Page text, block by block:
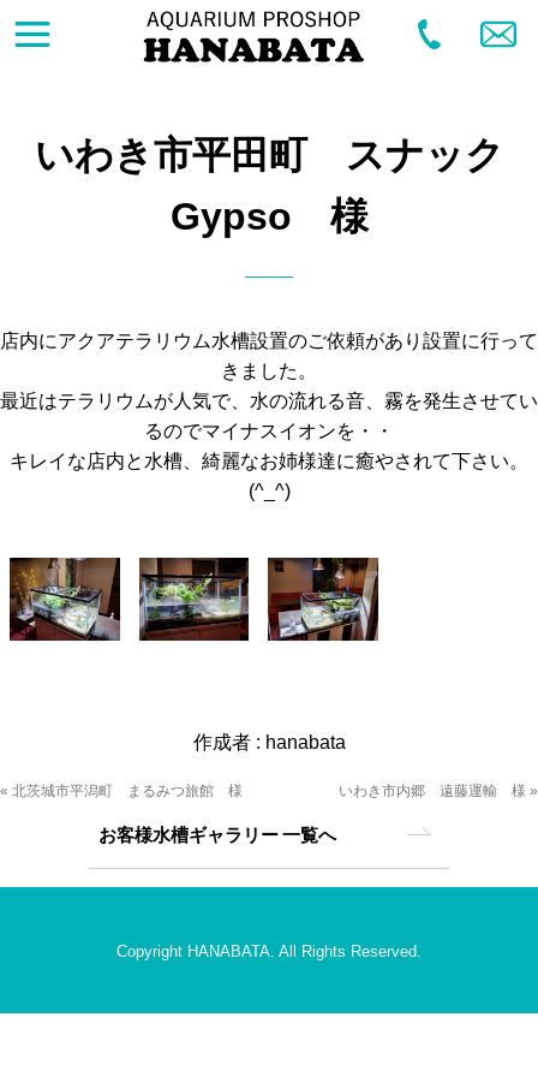
いわき市平田町 スナック
Gypso 様
店内にアクアテラリウム水槽設置のご依頼があり設置に行って
きました。
最近はテラリウムが人気で、水の流れる音、霧を発生させてい
るのでマイナスイオンを・・
キレイな店内と水槽、綺麗なお姉様達に癒やされて下さい。
(^_^)
作成者 : hanabata
« 北茨城市平潟町 まるみつ旅館 様 いわき市内郷 遠藤運輸 様 »
お客様水槽ギャラリー 一覧へ
Copyright HANABATA. All Rights Reserved.